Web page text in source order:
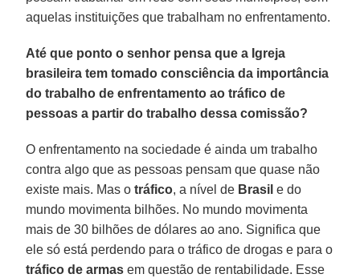
aquelas instituições que trabalham no enfrentamento.
Até que ponto o senhor pensa que a Igreja
brasileira tem tomado consciência da importância
do trabalho de enfrentamento ao tráfico de
pessoas a partir do trabalho dessa comissão?
O enfrentamento na sociedade é ainda um trabalho
contra algo que as pessoas pensam que quase não
existe mais. Mas otráfico, a nível de Brasil e do
mundo movimenta bilhões. No mundo movimenta
mais de 30 bilhões de dólares ao ano. Significa que
ele só está perdendo para o tráfico de drogas e para o
tráfico de armas em questão de rentabilidade. Esse